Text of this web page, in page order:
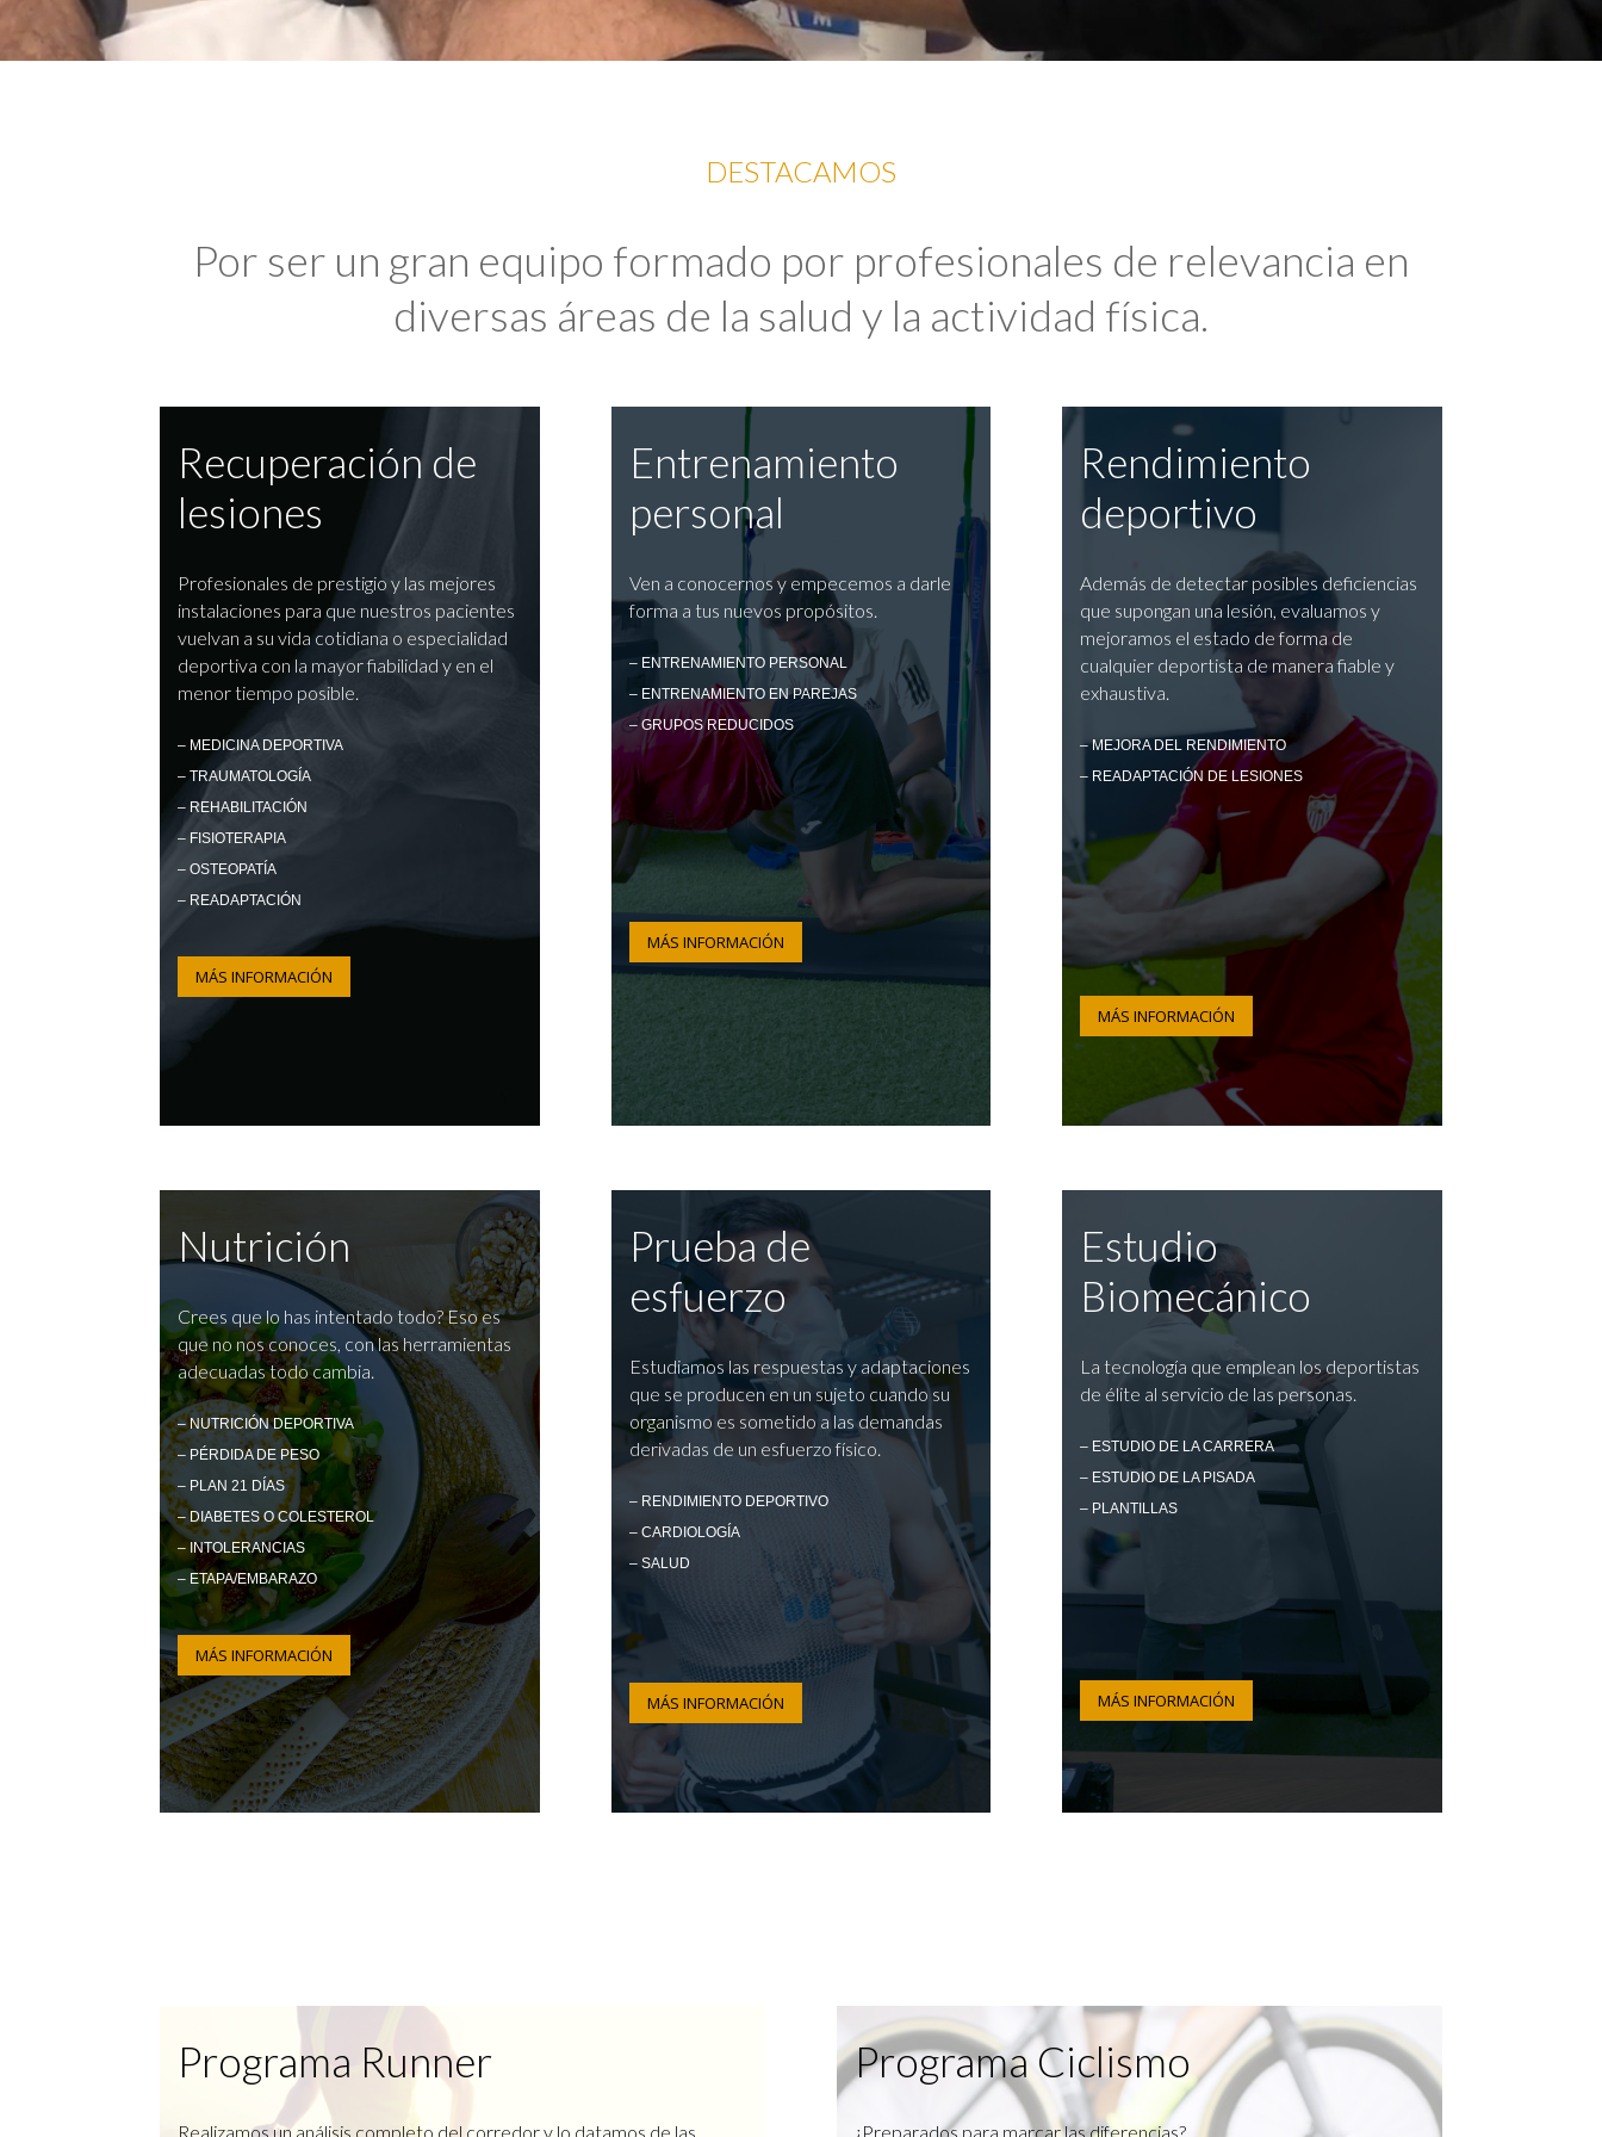
DESTACAMOS
Por ser un gran equipo formado por profesionales de relevancia en
diversas áreas de la salud y la actividad física.
Recuperación de
lesiones
Profesionales de prestigio y las mejores
instalaciones para que nuestros pacientes
vuelvan a su vida cotidiana o especialidad
deportiva con la mayor fiabilidad y en el
menor tiempo posible.
– MEDICINA DEPORTIVA
– TRAUMATOLOGÍA
– REHABILITACIÓN
– FISIOTERAPIA
– OSTEOPATÍA
– READAPTACIÓN
MÁS INFORMACIÓN
Entrenamiento
personal
Ven a conocernos y empecemos a darle
forma a tus nuevos propósitos.
– ENTRENAMIENTO PERSONAL
– ENTRENAMIENTO EN PAREJAS
– GRUPOS REDUCIDOS
MÁS INFORMACIÓN
Rendimiento
deportivo
Además de detectar posibles deficiencias
que supongan una lesión, evaluamos y
mejoramos el estado de forma de
cualquier deportista de manera fiable y
exhaustiva.
– MEJORA DEL RENDIMIENTO
– READAPTACIÓN DE LESIONES
MÁS INFORMACIÓN
Nutrición
Crees que lo has intentado todo? Eso es
que no nos conoces, con las herramientas
adecuadas todo cambia.
– NUTRICIÓN DEPORTIVA
– PÉRDIDA DE PESO
– PLAN 21 DÍAS
– DIABETES O COLESTEROL
– INTOLERANCIAS
– ETAPA/EMBARAZO
MÁS INFORMACIÓN
Prueba de
esfuerzo
Estudiamos las respuestas y adaptaciones
que se producen en un sujeto cuando su
organismo es sometido a las demandas
derivadas de un esfuerzo físico.
– RENDIMIENTO DEPORTIVO
– CARDIOLOGÍA
– SALUD
MÁS INFORMACIÓN
Estudio
Biomecánico
La tecnología que emplean los deportistas
de élite al servicio de las personas.
– ESTUDIO DE LA CARRERA
– ESTUDIO DE LA PISADA
– PLANTILLAS
MÁS INFORMACIÓN
Programa Runner
Realizamos un análisis completo del corredor y lo datamos de las
Programa Ciclismo
¿Preparados para marcar las diferencias?